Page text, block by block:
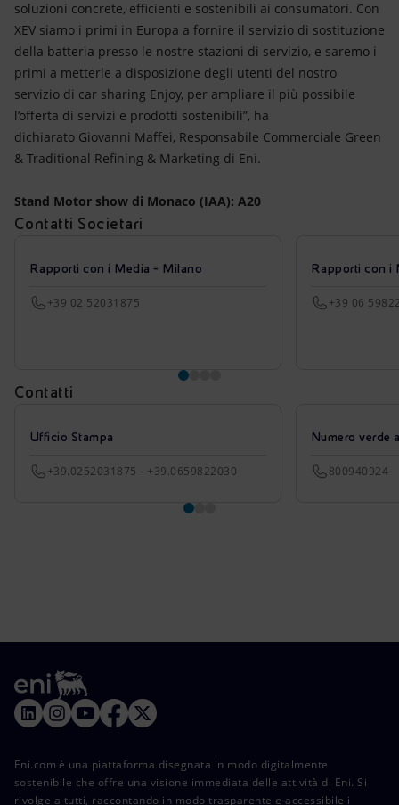
soluzioni concrete, efficienti e sostenibili ai consumatori. Con
XEV siamo i primi in Europa a fornire il servizio di sostituzione
della batteria presso le nostre stazioni di servizio, e saremo i
primi a metterle a disposizione degli utenti del nostro
servizio di car sharing Enjoy, per ampliare il più possibile
l’offerta di servizi e prodotti sostenibili”, ha
dichiarato Giovanni Maffei, Responsabile Commerciale Green
& Traditional Refining & Marketing di Eni.
Stand Motor show di Monaco (IAA): A20
Contatti Societari
Rapporti con i Media - Milano
+39 02 52031875
Rapporti con i
+39 06
Contatti
Ufficio Stampa
+39.0252031875 - +39.0659822030
Numero verde
800940924
Eni.com è una piattaforma disegnata in modo digitalmente
sostenibile che offre una visione immediata delle attività di Eni. Si
rivolge a tutti, raccontando in modo trasparente e accessibile i